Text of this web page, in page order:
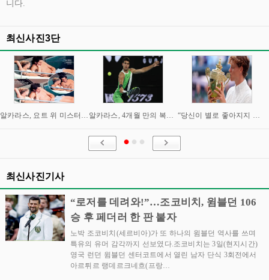
니다.
최신사진3단
알카라스, 요트 위 미스터리 여성과 밀회 포착 알카라스, 4개월 만의 복귀 임박…신시내티 마스터스 통해 US오픈 출격 시동 “당신이 별로 좋아지지 않아요” “이제는 제가 정말 조심해야” 시너와 즈브레프 인터뷰
최신사진기사
“로저를 데려와!”…조코비치, 윔블던 106
승 후 페더러 한 판 붙자
노박 조코비치(세르비아)가 또 하나의 윔블던 역사를 쓰며
특유의 유머 감각까지 선보였다.조코비치는 3일(현지시간)
영국 런던 윔블던 센터코트에서 열린 남자 단식 3회전에서
아르튀르 랭데르크네흐(프랑…